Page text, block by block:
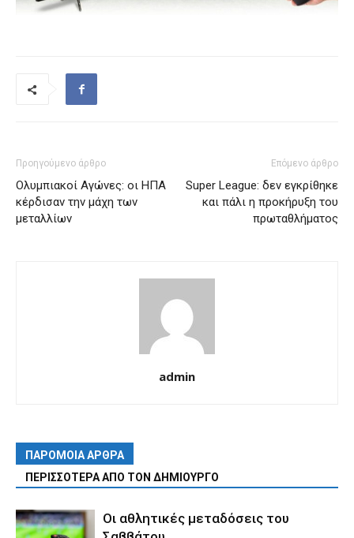
Προηγούμενο άρθρο
Ολυμπιακοί Αγώνες: οι ΗΠΑ
κέρδισαν την μάχη των
μεταλλίων
Επόμενο άρθρο
Super League: δεν εγκρίθηκε
και πάλι η προκήρυξη του
πρωταθλήματος
admin
ΠΑΡΟΜΟΙΑ ΑΡΘΡΑ
ΠΕΡΙΣΣΟΤΕΡΑ ΑΠΟ ΤΟΝ ΔΗΜΙΟΥΡΓΟ
Οι αθλητικές μεταδόσεις του